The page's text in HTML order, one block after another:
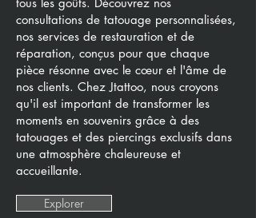
consultations de tatouage personnalisées,
nos services de restauration et de
réparation, conçus pour que chaque
pièce résonne avec le cœur et l'âme de
nos clients. Chez Jtattoo, nous croyons
qu'il est important de transformer les
moments en souvenirs grâce à des
tatouages et des piercings exclusifs dans
une atmosphère chaleureuse et
accueillante.
Explorer